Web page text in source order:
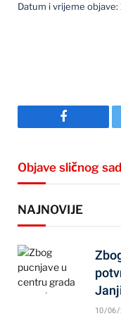
Datum i vrijeme
Facebook
Objave sličnog
NAJNOVIJE
10/06/